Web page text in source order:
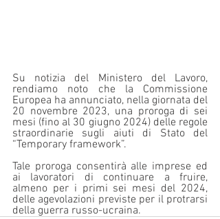
Su notizia del Ministero del Lavoro,
rendiamo noto che la Commissione
Europea ha annunciato, nella giornata del
20 novembre 2023, una proroga di sei
mesi (fino al 30 giugno 2024) delle regole
straordinarie sugli aiuti di Stato del
“Temporary framework”.
Tale proroga consentirà alle imprese ed
ai lavoratori di continuare a fruire,
almeno per i primi sei mesi del 2024,
delle agevolazioni previste per il protrarsi
della guerra russo-ucraina.